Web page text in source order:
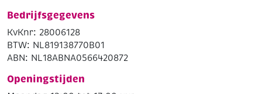
Bedrijfsgegevens
KvKnr: 28006128
BTW: NL819138770B01
ABN: NL18ABNA0566420872
Openingstijden